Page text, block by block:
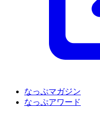
なっぷマガジン
なっぷアワード